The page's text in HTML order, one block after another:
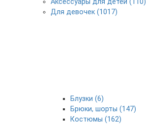
Для девочек (1017)
Блузки (6)
Брюки, шорты (147)
Костюмы (162)